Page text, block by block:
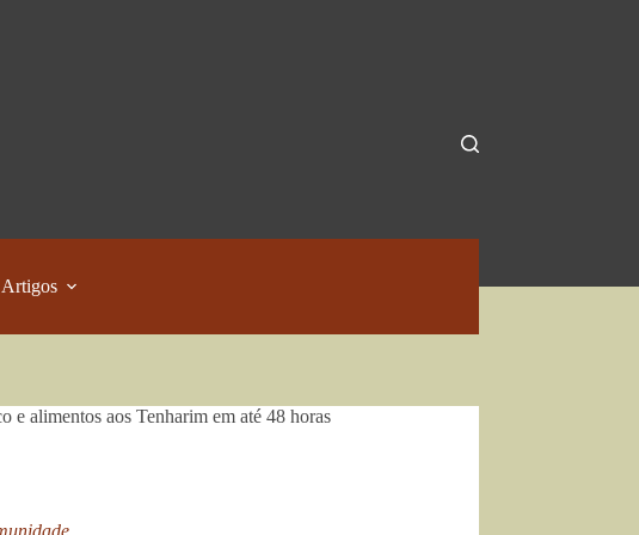
Artigos
e alimentos aos Tenharim em até 48 horas